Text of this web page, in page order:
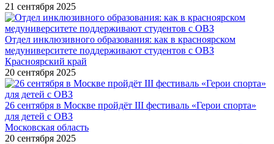
21 сентября 2025
Отдел инклюзивного образования: как в красноярском
медуниверситете поддерживают студентов с ОВЗ
Красноярский край
20 сентября 2025
26 сентября в Москве пройдёт III фестиваль «Герои спорта»
для детей с ОВЗ
Московская область
20 сентября 2025